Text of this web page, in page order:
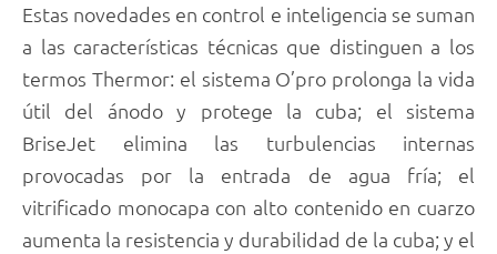
Estas novedades en control e inteligencia se suman
a las características técnicas que distinguen a los
termos Thermor: el sistema O’pro prolonga la vida
útil del ánodo y protege la cuba; el sistema
BriseJet elimina las turbulencias internas
provocadas por la entrada de agua fría; el
vitrificado monocapa con alto contenido en cuarzo
aumenta la resistencia y durabilidad de la cuba; y el